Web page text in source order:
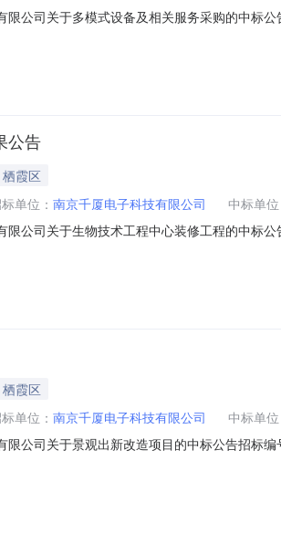
限公司关于多模式设备及相关服务采购的中标
购三、评标信息：日期：2020年1月16日地点
公告
霞区
单位： 南京千厦电子科技有限公司 中标单位
限公司关于生物技术工程中心装修工程的中标
程三、评标信息：日期：2020年1月16日地点
霞区
单位： 南京千厦电子科技有限公司 中标单位
限公司关于景观出新改造项目的中标公告招标
年1月16日地点：南京市中山路55号新华大